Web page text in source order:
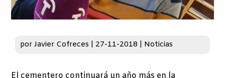
porJavier Cofreces 27-11-2018 Noticias
El cementero continuará un año más en la